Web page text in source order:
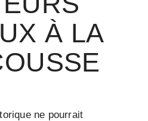
À LA
ne pourrait